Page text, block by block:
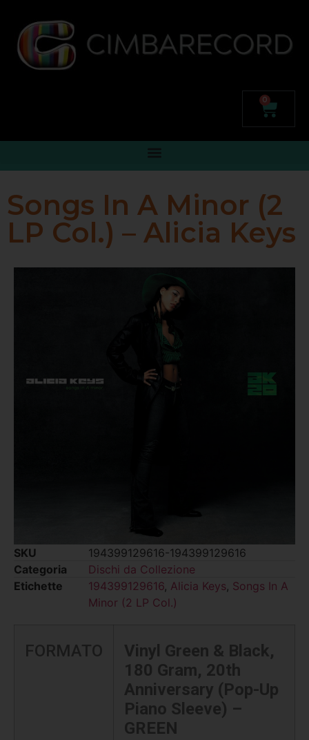
0
Songs In A Minor (2
LP Col.) – Alicia Keys
SKU
194399129616-194399129616
Categoria
Dischi da Collezione
Etichette
194399129616, Alicia Keys, Songs In A
Minor (2 LP Col.)
FORMATO
Vinyl Green & Black,
180 Gram, 20th
Anniversary (Pop-Up
Piano Sleeve) –
GREEN